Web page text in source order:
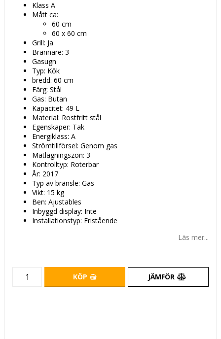
Klass A
Mått ca:
60 cm
60 x 60 cm
Grill: Ja
Brännare: 3
Gasugn
Typ: Kök
bredd: 60 cm
Färg: Stål
Gas: Butan
Kapacitet: 49 L
Material: Rostfritt stål
Egenskaper: Tak
Energiklass: A
Strömtillförsel: Genom gas
Matlagningszon: 3
Kontrolltyp: Roterbar
År: 2017
Typ av bränsle: Gas
Vikt: 15 kg
Ben: Ajustables
Inbyggd display: Inte
Installationstyp: Fristående
Läs mer...
KÖP JÄMFÖR